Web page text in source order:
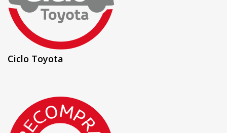
Ciclo Toyota